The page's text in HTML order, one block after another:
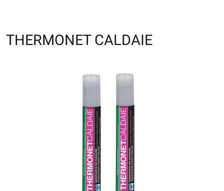
THERMONET CALDAIE